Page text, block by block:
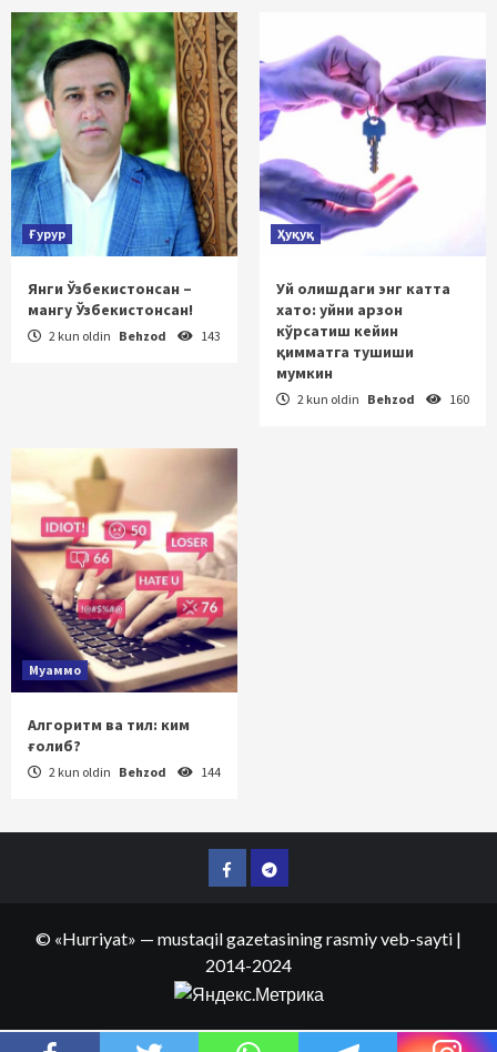
Ғурур
Янги Ўзбекистонсан –
мангу Ўзбекистонсан!
2 kun oldin Behzod 143
Ҳуқуқ
Уй олишдаги энг катта
хато: уйни арзон
кўрсатиш кейин
қимматга тушиши
мумкин
2 kun oldin Behzod 160
Муаммо
Алгоритм ва тил: ким
ғолиб?
2 kun oldin Behzod 144
FacebookTelegram
© «Hurriyat» — mustaqil gazetasining rasmiy veb-sayti |
2014-2024